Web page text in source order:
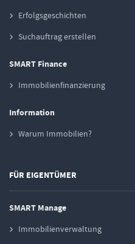
Erfolgsgeschichten
Suchauftrag erstellen
SMART Finance
Immobilienfinanzierung
Information
Warum Immobilien?
FÜR EIGENTÜMER
SMART Manage
Immobilienverwaltung